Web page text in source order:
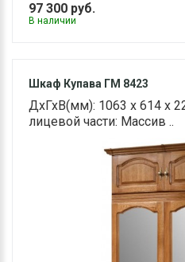
97 300 руб.
В наличии
Шкаф Купава ГМ 8423
ДхГхВ(мм): 1063 х 614 х
лицевой части: Массив ..